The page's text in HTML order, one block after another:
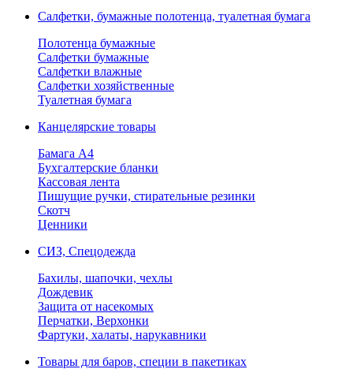
Салфетки, бумажные полотенца, туалетная бумага
Полотенца бумажные
Салфетки бумажные
Салфетки влажные
Салфетки хозяйственные
Туалетная бумага
Канцелярские товары
Бамага А4
Бухгалтерские бланки
Кассовая лента
Пишущие ручки, стирательные резинки
Скотч
Ценники
СИЗ, Спецодежда
Бахилы, шапочки, чехлы
Дождевик
Защита от насекомых
Перчатки, Верхонки
Фартуки, халаты, нарукавники
Товары для баров, специи в пакетиках